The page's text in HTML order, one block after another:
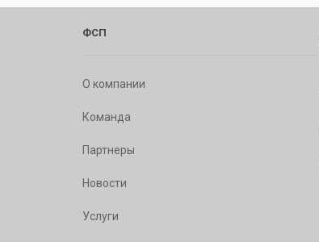
ФСП
О компании
Команда
Партнеры
Новости
Услуги